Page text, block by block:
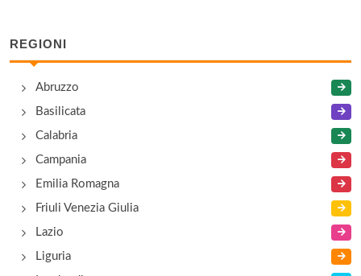
via Romana 20, Arezzo
Acquamatta
piazza della Vittoria 13, Capolona
Al Coccio
REGIONI
Abruzzo
Basilicata
Calabria
Campania
Emilia Romagna
Friuli Venezia Giulia
Lazio
Liguria